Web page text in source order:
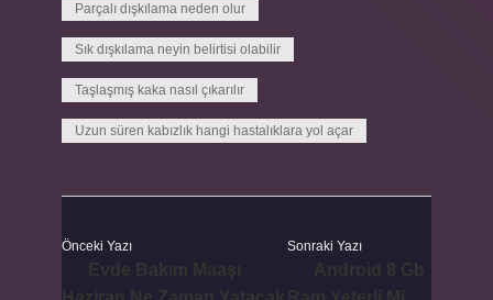
Parçalı dışkılama neden olur
Sık dışkılama neyin belirtisi olabilir
Taşlaşmış kaka nasıl çıkarılır
Uzun süren kabızlık hangi hastalıklara yol açar
Önceki Yazı Sonraki Yazı